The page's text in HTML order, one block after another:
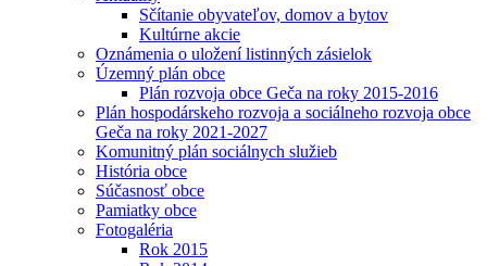
Sčítanie obyvateľov, domov a bytov
Kultúrne akcie
Oznámenia o uložení listinných zásielok
Územný plán obce
Plán rozvoja obce Geča na roky 2015-2016
Plán hospodárskeho rozvoja a sociálneho rozvoja obce
Geča na roky 2021-2027
Komunitný plán sociálnych služieb
História obce
Súčasnosť obce
Pamiatky obce
Fotogaléria
Rok 2015